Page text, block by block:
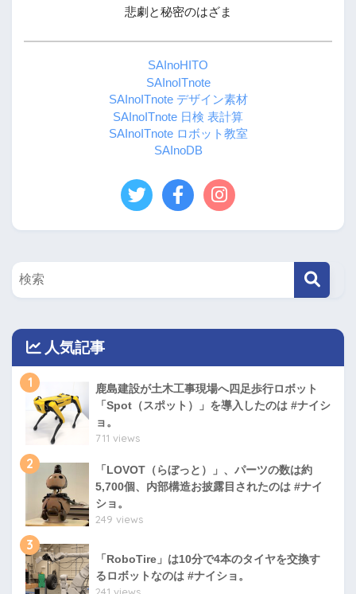
悲劇と秘密のはざま
SAInoHITO
SAInoITnote
SAInoITnote デザイン素材
SAInoITnote 日検 表計算
SAInoITnote ロボット教室
SAInoDB
人気記事
1
鹿島建設が土木工事現場へ四足歩行ロボット
「Spot（スポット）」を導入したのは #ナイシ
ョ。
711 views
2
「LOVOT（らぼっと）」、パーツの数は約
5,700個、内部構造お披露目されたのは #ナイ
ショ。
249 views
3
「RoboTire」は10分で4本のタイヤを交換す
るロボットなのは #ナイショ。
241 views